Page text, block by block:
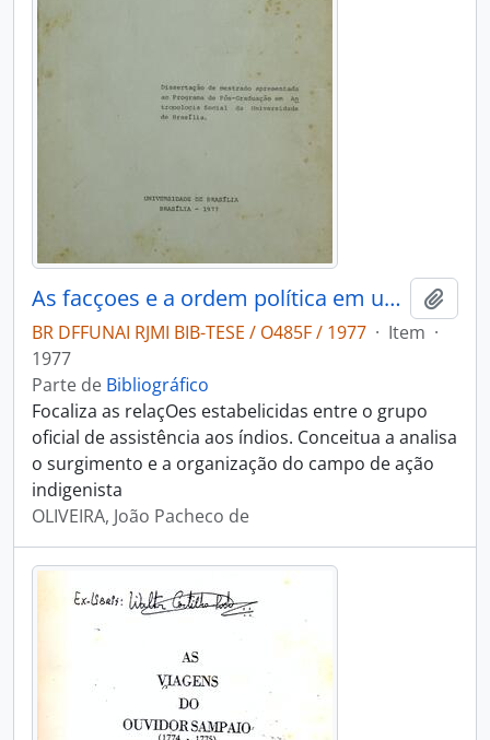
As facçoes e a ordem política em uma reserva Tukuna
BR DFFUNAI RJMI BIB-TESE / O485F / 1977 · Item ·
1977
Parte de Bibliográfico
Focaliza as relaçOes estabelicidas entre o grupo
oficial de assistência aos índios. Conceitua a analisa
o surgimento e a organização do campo de ação
indigenista
OLIVEIRA, João Pacheco de